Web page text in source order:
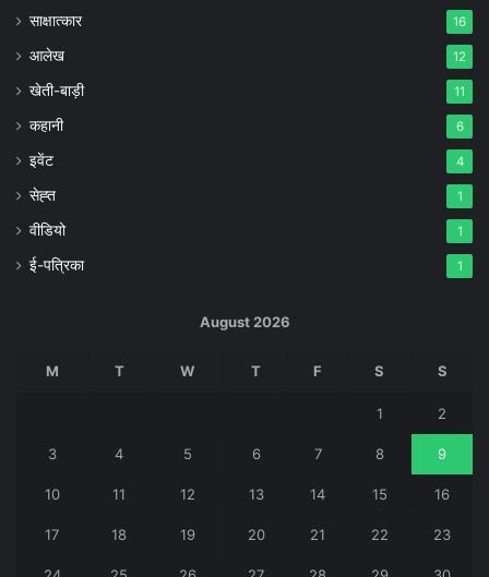
साक्षात्कार 16
आलेख 12
खेती-बाड़ी 11
कहानी 6
इवेंट 4
सेह्त 1
वीडियो 1
ई-पत्रिका 1
August 2026
M T W T F S S
1 2
3 4 5 6 7 8 9
10 11 12 13 14 15 16
17 18 19 20 21 22 23